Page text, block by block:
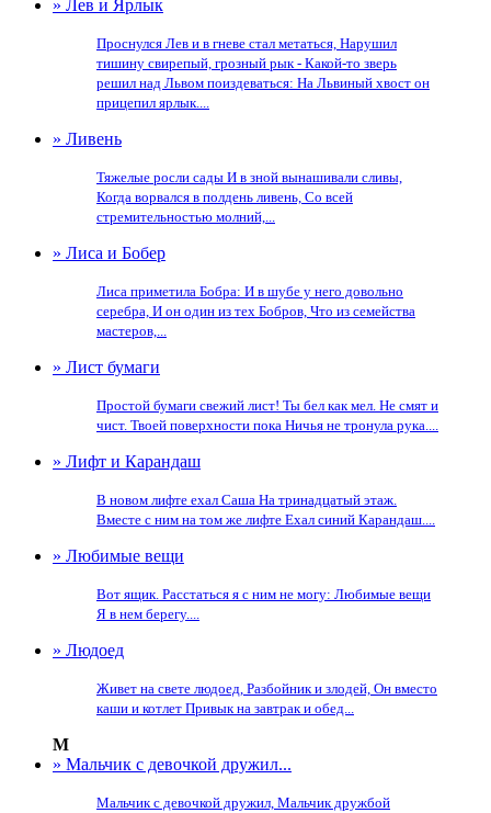
» Лев и Ярлык
Проснулся Лев и в гневе стал метаться, Нарушил
тишину свирепый, грозный рык - Какой-то зверь
решил над Львом поиздеваться: На Львиный хвост он
прицепил ярлык....
» Ливень
Тяжелые росли сады И в зной вынашивали сливы,
Когда ворвался в полдень ливень, Со всей
стремительностью молний,...
» Лиса и Бобер
Лиса приметила Бобра: И в шубе у него довольно
серебра, И он один из тех Бобров, Что из семейства
мастеров,...
» Лист бумаги
Простой бумаги свежий лист! Ты бел как мел. Не смят и
чист. Твоей поверхности пока Ничья не тронула рука....
» Лифт и Карандаш
В новом лифте ехал Саша На тринадцатый этаж.
Вместе с ним на том же лифте Ехал синий Карандаш....
» Любимые вещи
Вот ящик. Расстаться я с ним не могу: Любимые вещи
Я в нем берегу....
» Людоед
Живет на свете людоед, Разбойник и злодей, Он вместо
каши и котлет Привык на завтрак и обед...
М
» Мальчик с девочкой дружил...
Мальчик с девочкой дружил, Мальчик дружбой